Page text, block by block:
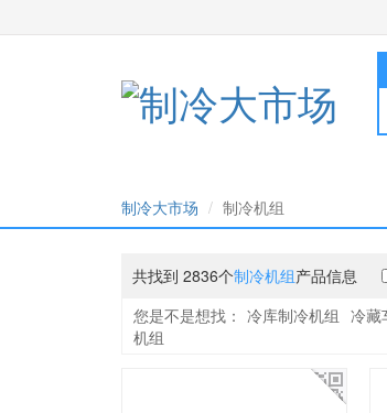
制冷大市场 制冷机组
共找到 2836个制冷机组产品信息
您是不是想找： 冷库制冷机组 冷藏
机组